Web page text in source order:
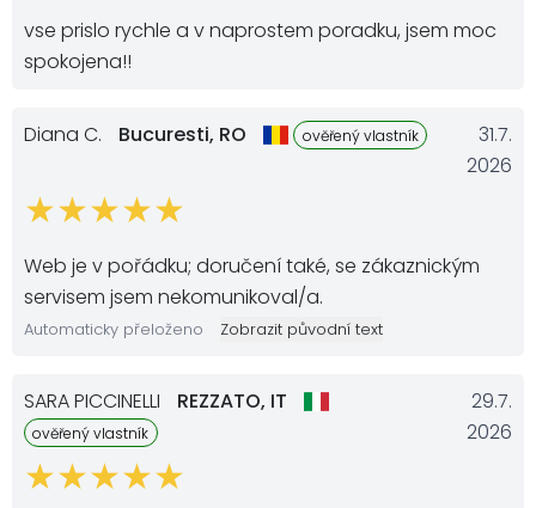
vse prislo rychle a v naprostem poradku, jsem moc
spokojena!!
Diana C. Bucuresti, RO ověřený vlastník
31.7.
2026
Web je v pořádku; doručení také, se zákaznickým
servisem jsem nekomunikoval/a.
Automaticky přeloženo Zobrazit původní text
SARA PICCINELLI REZZATO, IT
ověřený vlastník
29.7.
2026